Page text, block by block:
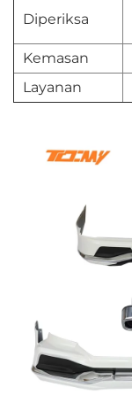
Diperiksa
Kemasan
Layanan